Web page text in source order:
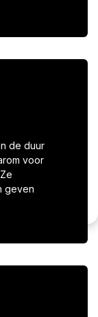
de duur
voor
geven
you the
Alleen